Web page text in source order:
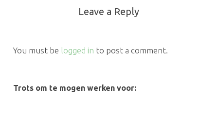
Leave a Reply
You must be logged in to post a comment.
Trots om te mogen werken voor: